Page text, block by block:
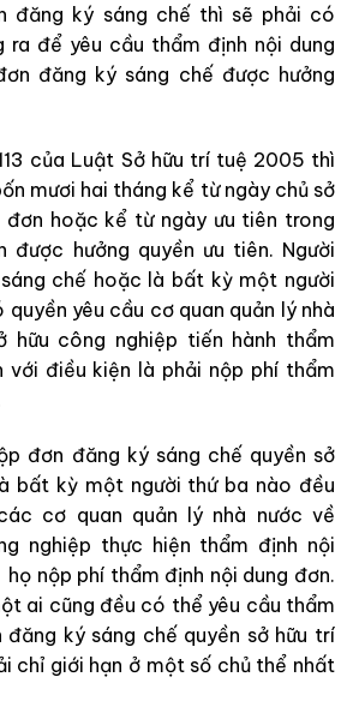
đăng ký sáng chế thì sẽ phải có
ra để yêu cầu thẩm định nội dung
đăng ký sáng chế được hưởng
của Luật Sở hữu trí tuệ 2005 thì
mươi hai tháng kể từ ngày chủ sở
đơn hoặc kể từ ngày ưu tiên trong
được hưởng quyền ưu tiên. Người
chế hoặc là bất kỳ một người
yêu cầu cơ quan quản lý nhà
hữu công nghiệp tiến hành thẩm
với điều kiện là phải nộp phí thẩm
đơn đăng ký sáng chế quyền sở
bất kỳ một người thứ ba nào đều
cơ quan quản lý nhà nước về
nghiệp thực hiện thẩm định nội
họ nộp phí thẩm định nội dung đơn.
ai cũng đều có thể yêu cầu thẩm
đăng ký sáng chế quyền sở hữu trí
chỉ giới hạn ở một số chủ thể nhất